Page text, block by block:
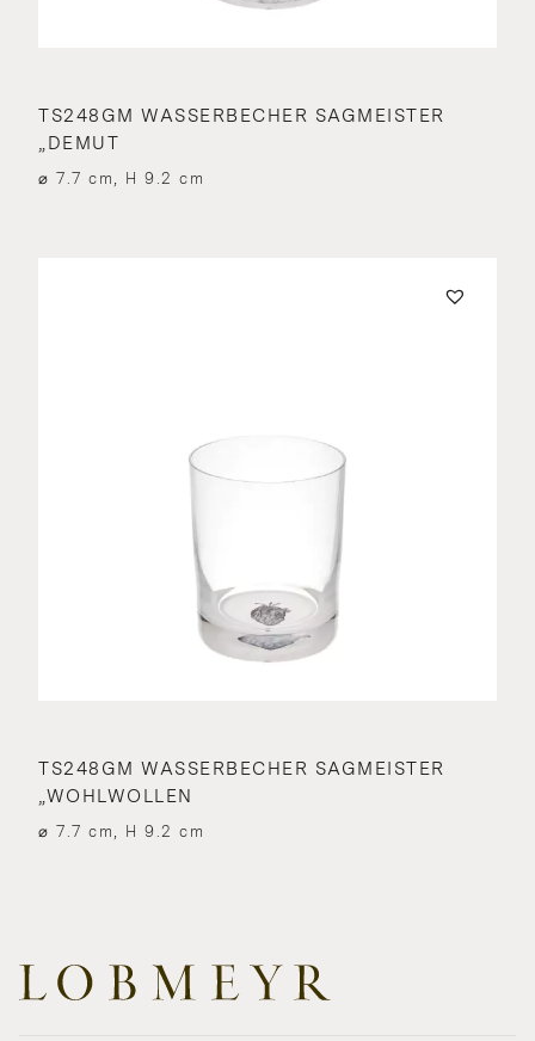
TS248GM WASSERBECHER SAGMEISTER
„DEMUT
⌀ 7.7 cm, H 9.2 cm
TS248GM WASSERBECHER SAGMEISTER
„WOHLWOLLEN
⌀ 7.7 cm, H 9.2 cm